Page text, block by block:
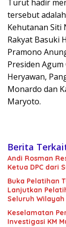
Turut hadir
tersebut
Kehutanan Siti
Rakyat Basuki
Pramono
Presiden
Heryawan,
Monardo dan
Maryoto.
Berita
Andi Rosman
Ketua DPC dari
Buka Pelatihan
Lanjutkan
Seluruh
Keselamatan
Investigasi KM